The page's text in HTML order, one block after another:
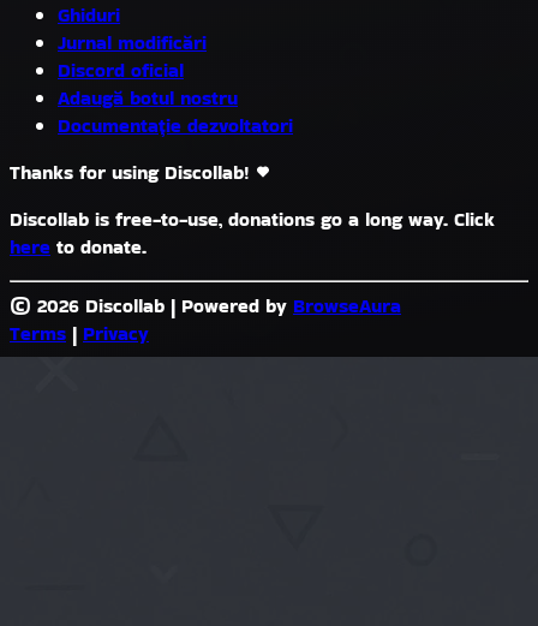
Ghiduri
Jurnal modificări
Discord oficial
Adaugă botul nostru
Documentație dezvoltatori
Thanks for using Discollab!
Discollab is free-to-use, donations go a long way. Click
here to donate.
© 2026 Discollab | Powered by BrowseAura
Terms | Privacy